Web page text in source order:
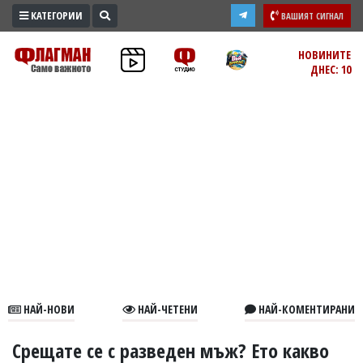
ПРОМО
ЗОНА
В
КАТЕГОРИИ ВАШИЯТ СИГНАЛ
НОВИНИТЕ
ДНЕС: 10
НАЙ-НОВИ НАЙ-ЧЕТЕНИ НАЙ-КОМЕНТИРАНИ
Срещате се с разведен мъж? Ето какво